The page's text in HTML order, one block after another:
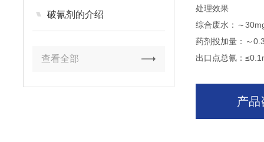
破氰剂的介绍
查看全部
处理效果
综合废水：～
药剂投加量：～
出口点总氰：
产品